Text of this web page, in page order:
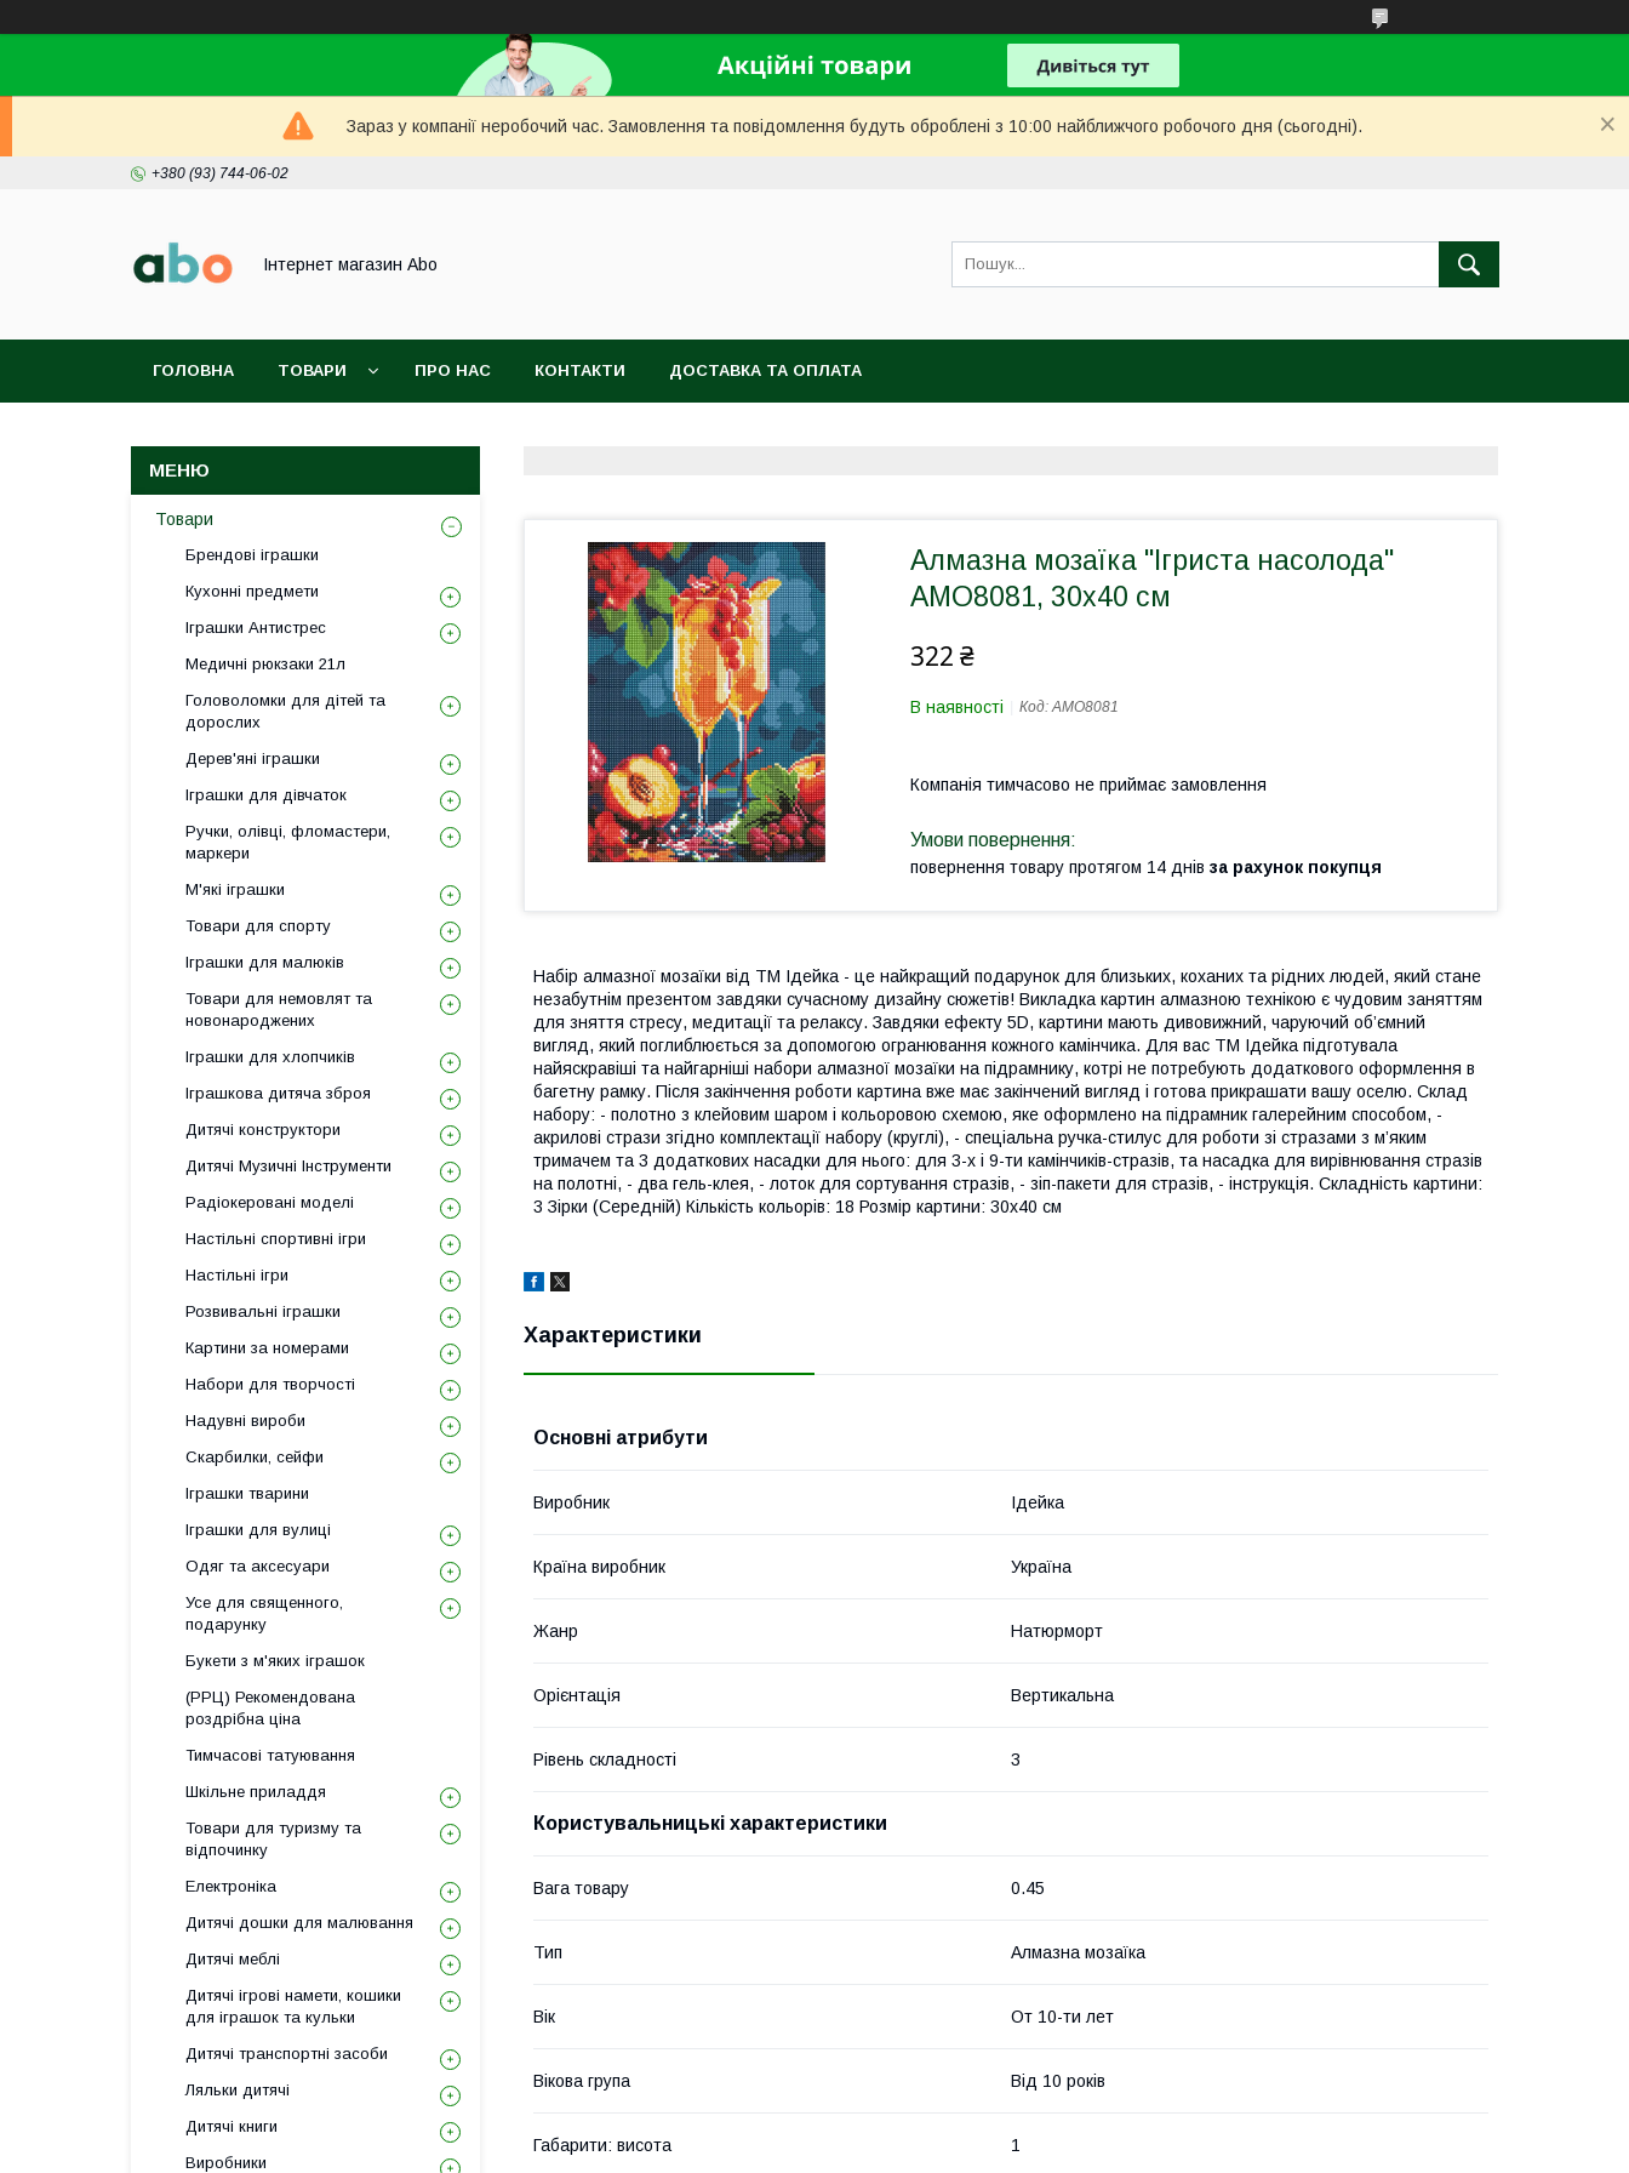
Зараз у компанії неробочий час. Замовлення та повідомлення будуть оброблені з 10:00 найближчого робочого дня (сьогодні).
+380 (93) 744-06-02
Інтернет магазин Abo
ГОЛОВНА ТОВАРИ ПРО НАС КОНТАКТИ ДОСТАВКА ТА ОПЛАТА
Алмазна мозаїка "Ігриста насолода"
AMO8081, 30х40 см
322 ₴
В наявності Код:AMO8081
Компанія тимчасово не приймає замовлення
повернення товару протягом 14 днів за рахунок покупця
Набір алмазної мозаїки від ТМ Ідейка - це найкращий подарунок для близьких, коханих та рідних людей, який стане
незабутнім презентом завдяки сучасному дизайну сюжетів! Викладка картин алмазною технікою є чудовим заняттям
для зняття стресу, медитації та релаксу. Завдяки ефекту 5D, картини мають дивовижний, чаруючий об’ємний
вигляд, який поглиблюється за допомогою огранювання кожного камінчика. Для вас ТМ Ідейка підготувала
найяскравіші та найгарніші набори алмазної мозаїки на підрамнику, котрі не потребують додаткового оформлення в
багетну рамку. Після закінчення роботи картина вже має закінчений вигляд і готова прикрашати вашу оселю. Склад
набору: - полотно з клейовим шаром і кольоровою схемою, яке оформлено на підрамник галерейним способом, -
акрилові стрази згідно комплектації набору (круглі), - спеціальна ручка-стилус для роботи зі стразами з м’яким
тримачем та 3 додаткових насадки для нього: для 3-х і 9-ти камінчиків-стразів, та насадка для вирівнювання стразів
на полотні, - два гель-клея, - лоток для сортування стразів, - зіп-пакети для стразів, - інструкція. Складність картини:
3 Зірки (Середній) Кількість кольорів: 18 Розмір картини: 30х40 см
Характеристики
Основні атрибути
Виробник Ідейка
Країна виробник Україна
Жанр Натюрморт
Орієнтація Вертикальна
Рівень складності 3
Користувальницькі характеристики
Вага товару 0.45
Тип Алмазна мозаїка
Вік От 10-ти лет
Вікова група Від 10 років
Габарити: висота 1
Товари
Брендові іграшки
Кухонні предмети
Іграшки Антистрес
Медичні рюкзаки 21л
Головоломки для дітей та
дорослих
Дерев'яні іграшки
Іграшки для дівчаток
Ручки, олівці, фломастери,
маркери
М'які іграшки
Товари для спорту
Іграшки для малюків
Товари для немовлят та
новонароджених
Іграшки для хлопчиків
Іграшкова дитяча зброя
Дитячі конструктори
Дитячі Музичні Інструменти
Радіокеровані моделі
Настільні спортивні ігри
Настільні ігри
Розвивальні іграшки
Картини за номерами
Набори для творчості
Надувні вироби
Скарбилки, сейфи
Іграшки тварини
Іграшки для вулиці
Одяг та аксесуари
Усе для священного,
подарунку
Букети з м'яких іграшок
(РРЦ) Рекомендована
роздрібна ціна
Тимчасові татуювання
Шкільне приладдя
Товари для туризму та
відпочинку
Електроніка
Дитячі дошки для малювання
Дитячі меблі
Дитячі ігрові намети, кошики
для іграшок та кульки
Дитячі транспортні засоби
Ляльки дитячі
Дитячі книги
Виробники